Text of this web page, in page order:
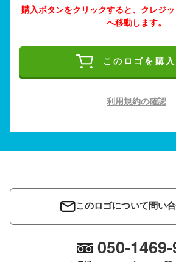
購入ボタンをクリックすると、クレジ
へ移動します。
このロゴを購入
利用規約の確認
このロゴについて問い
050-1469-